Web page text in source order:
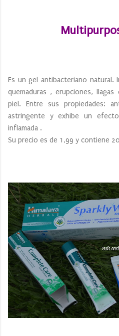
Es un gel antibacteriano natural.
quemaduras , erupciones,
piel. Entre sus propiedades:
astringente y exhibe un
inflamada .
Su precio es de 1,99 y contiene